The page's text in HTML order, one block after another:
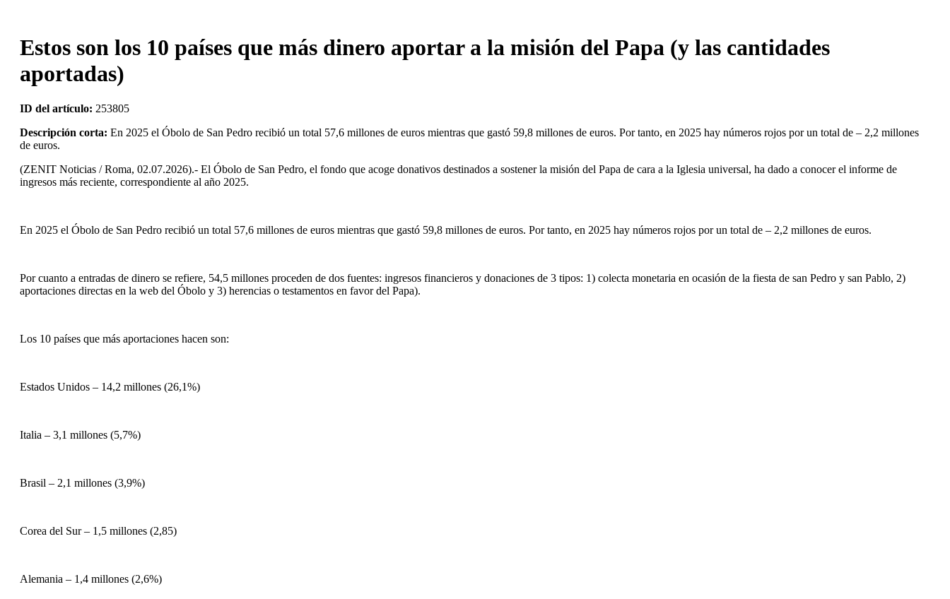
Estos son los 10 países que más dinero aportar a la misión del Papa (y las cantidades
aportadas)
ID del artículo: 253805
Descripción corta: En 2025 el Óbolo de San Pedro recibió un total 57,6 millones de euros mientras que gastó 59,8 millones de euros. Por tanto, en 2025 hay números rojos por un total de – 2,2 millones
de euros.
(ZENIT Noticias / Roma, 02.07.2026).- El Óbolo de San Pedro, el fondo que acoge donativos destinados a sostener la misión del Papa de cara a la Iglesia universal, ha dado a conocer el informe de
ingresos más reciente, correspondiente al año 2025.
En 2025 el Óbolo de San Pedro recibió un total 57,6 millones de euros mientras que gastó 59,8 millones de euros. Por tanto, en 2025 hay números rojos por un total de – 2,2 millones de euros.
Por cuanto a entradas de dinero se refiere, 54,5 millones proceden de dos fuentes: ingresos financieros y donaciones de 3 tipos: 1) colecta monetaria en ocasión de la fiesta de san Pedro y san Pablo, 2)
aportaciones directas en la web del Óbolo y 3) herencias o testamentos en favor del Papa).
Los 10 países que más aportaciones hacen son:
Estados Unidos – 14,2 millones (26,1%)
Italia – 3,1 millones (5,7%)
Brasil – 2,1 millones (3,9%)
Corea del Sur – 1,5 millones (2,85)
Alemania – 1,4 millones (2,6%)